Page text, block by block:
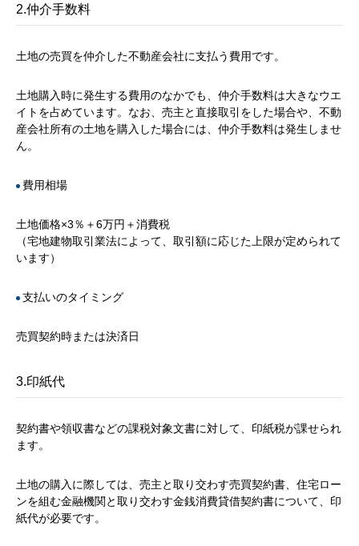
2.仲介手数料
土地の売買を仲介した不動産会社に支払う費用です。
土地購入時に発生する費用のなかでも、仲介手数料は大きなウエ
イトを占めています。なお、売主と直接取引をした場合や、不動
産会社所有の土地を購入した場合には、仲介手数料は発生しませ
ん。
費用相場
土地価格×3％＋6万円＋消費税
（宅地建物取引業法によって、取引額に応じた上限が定められて
います）
支払いのタイミング
売買契約時または決済日
3.印紙代
契約書や領収書などの課税対象文書に対して、印紙税が課せられ
ます。
土地の購入に際しては、売主と取り交わす売買契約書、住宅ロー
ンを組む金融機関と取り交わす金銭消費貸借契約書について、印
紙代が必要です。